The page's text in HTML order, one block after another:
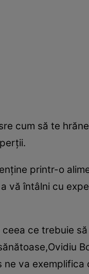
cum să te
printr-o
vă întâlni cu
ce trebuie
va